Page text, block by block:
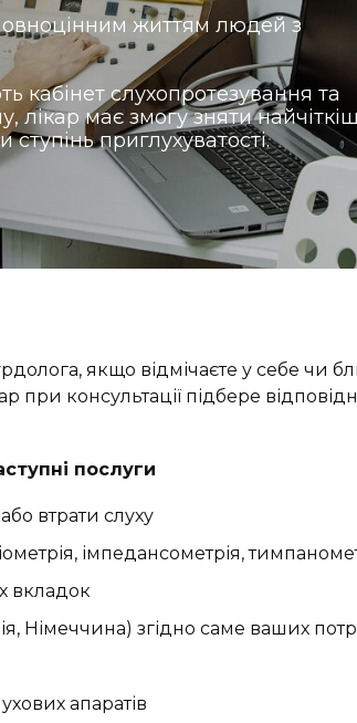
життям людей з
кабінет слухопротезування та
лікар має змогу зняти
приглухуватості.
якщо відмічаєте у себе чи
консультації підбере
послуги
втрати слуху
імпедансометрія,
вкладок
Німеччина) згідно саме ваших
апаратів